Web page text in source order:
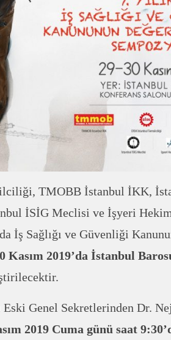
TMOBB İstanbul İKK,
İSİG Meclisi ve İşyeri
İş Sağlığı ve Güvenliği
Kasım 2019’da İstanbul
Genel Sekretlerinden Dr.
2019 Cuma günü saat